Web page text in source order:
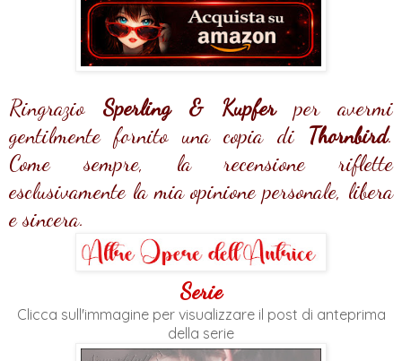
Ringrazio Sperling & Kupferper avermi
gentilmente fornito una copia di Thornbird.
Come sempre, la recensione riflette
esclusivamente la mia opinione personale, libera
e sincera.
Serie
Clicca sull'immagine per visualizzare il post di anteprima
della serie